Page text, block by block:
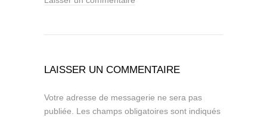
LAISSER UN COMMENTAIRE
Votre adresse de messagerie ne sera pas
publiée.
Les champs obligatoires sont indiqués